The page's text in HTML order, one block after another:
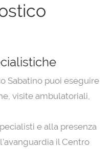
Sabatino puoi eseguire
visite ambulatoriali,
e alla presenza
il Centro